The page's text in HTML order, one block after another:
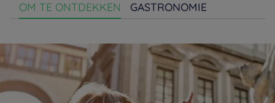
OM TE ONTDEKKEN GASTRONOMIE